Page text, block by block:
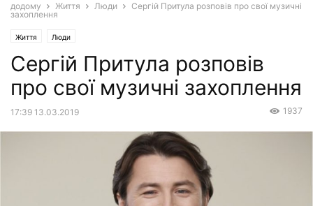
додому Життя Люди
Сергій Притула розповів про свої музичні
захоплення
Життя Люди
Сергій Притула розповів
про свої музичні захоплення
17:39 13.03.2019 1937